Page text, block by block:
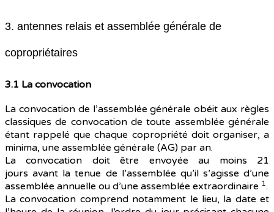
3. antennes relais et assemblée générale de
copropriétaires
3.1 La convocation
La convocation de l’assemblée générale obéit aux règles
classiques de convocation de toute assemblée générale
étant rappelé que chaque copropriété doit organiser, a
minima, une assemblée générale (AG) par an.
La convocation doit être envoyée au moins 21
jours avant la tenue de l’assemblée qu’il s’agisse d’une
assemblée annuelle ou d’une assemblée extraordinaire 1.
La convocation comprend notamment le lieu, la date et